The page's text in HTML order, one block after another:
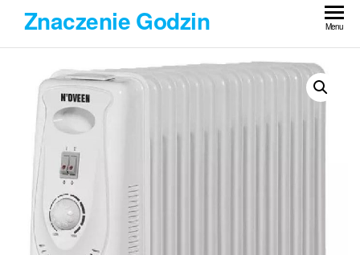
Przejdź
treści
Znaczenie Godzin Menu